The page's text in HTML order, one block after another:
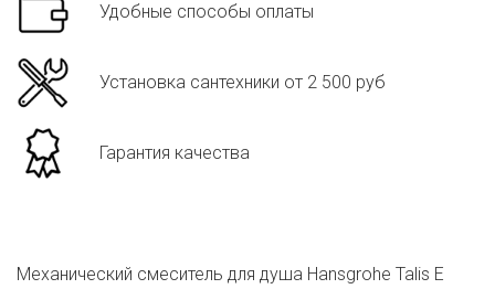
Удобные способы оплаты
Установка сантехники от 2 500 руб
Гарантия качества
Механический смеситель для душа Hansgrohe Talis E